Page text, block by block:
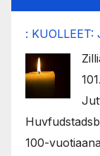
:
100-